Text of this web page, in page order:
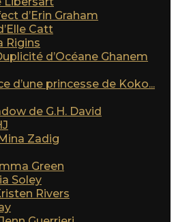
d’Erin Graham
Catt
Rigins
d’Océane Ghanem
d’une princesse de Koko...
de G.H. David
Zadig
Green
Soley
Rivers